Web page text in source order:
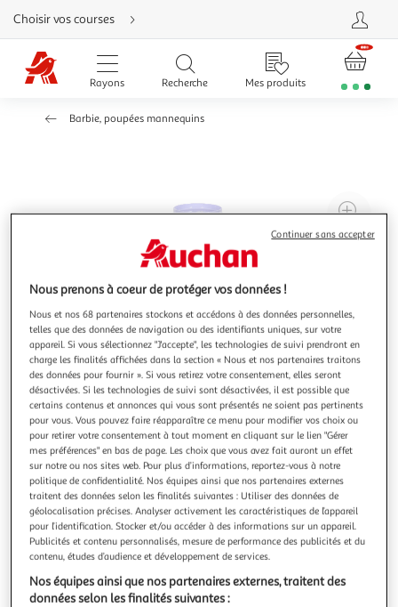
Aller
directement
au
contenu
Aller
directement
Aller
la
Choisir vos courses
Rayons Recherche Mes produits
Barbie, poupées mannequins
Illustration
précédente
Illustration
suivante
MATTEL
Poupée Barbie Cutie Reveal Lapin
Dès 3 ans
En savoir +
Vous voulez connaître le prix de ce produit ?
Nous prenons à coeur de protéger vos données !
Nous et nos 68 partenaires stockons et accédons à des données personnelles,
telles que des données de navigation ou des identifiants uniques, sur votre
appareil. Si vous sélectionnez "J'accepte", les technologies de suivi prendront en
charge les finalités affichées dans la section « Nous et nos partenaires traitons
des données pour fournir ». Si vous retirez votre consentement, elles seront
désactivées. Si les technologies de suivi sont désactivées, il est possible que
certains contenus et annonces qui vous sont présentés ne soient pas pertinents
pour vous. Vous pouvez faire réapparaître ce menu pour modifier vos choix ou
pour retirer votre consentement à tout moment en cliquant sur le lien "Gérer
mes préférences" en bas de page. Les choix que vous avez fait auront un effet
sur notre ou nos sites web. Pour plus d’informations, reportez-vous à notre
politique de confidentialité. Nos équipes ainsi que nos partenaires externes
traitent des données selon les finalités suivantes : Utiliser des données de
géolocalisation précises. Analyser activement les caractéristiques de l’appareil
pour l’identification. Stocker et/ou accéder à des informations sur un appareil.
Publicités et contenu personnalisés, mesure de performance des publicités et du
contenu, études d’audience et développement de services.
Nos équipes ainsi que nos partenaires externes, traitent des
données selon les finalités suivantes :
Continuer sans accepter